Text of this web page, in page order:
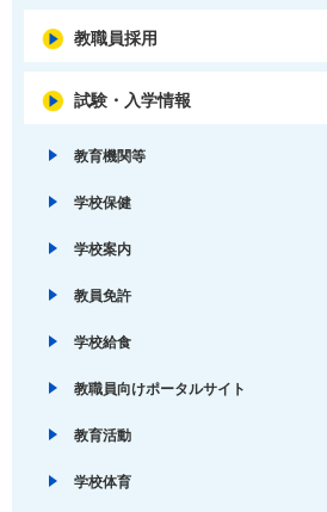
教職員採用
試験・入学情報
教育機関等
学校保健
学校案内
教員免許
学校給食
教職員向けポータルサイト
教育活動
学校体育